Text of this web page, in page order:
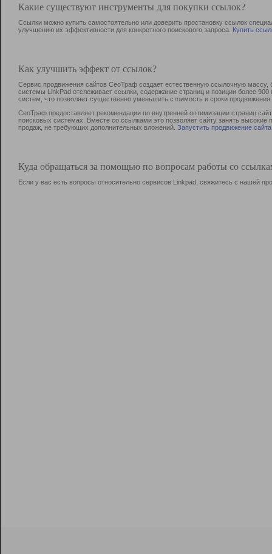
Какие существуют инструменты для покупки ссылок?
Ссылки можно купить самостоятельно или доверить простановку ссылок
улучшению их эффективности для конкретного поискового запроса. Купить
Как улучшить эффект от ссылок?
Сервис продвижения сайтов СеоТраф создает естественную ссылочную
системы LinkPad отслеживает ссылки, содержание страниц и позиции более
систем, что позволяет существенно уменьшить стоимость и сроки продвижения.
СеоТраф предоставляет рекомендации по внутренней оптимизации страниц
поисковых системах. Вместе со ссылками это позволяет сайту занять
продаж, не требующих дополнительных вложений. Запустить продвижение сайта
Куда обращаться за помощью по вопросам работы со
Если у вас есть вопросы относительно сервисов Linkpad, свяжитесь с нашей